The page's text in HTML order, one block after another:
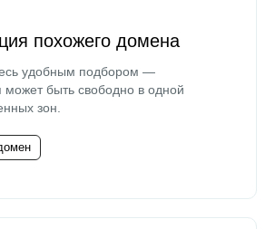
похожего домена
удобным подбором —
быть свободно в одной
зон.